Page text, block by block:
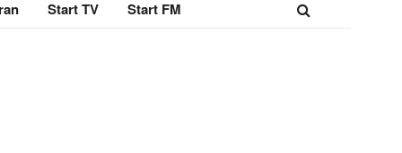
Start TV Start FM